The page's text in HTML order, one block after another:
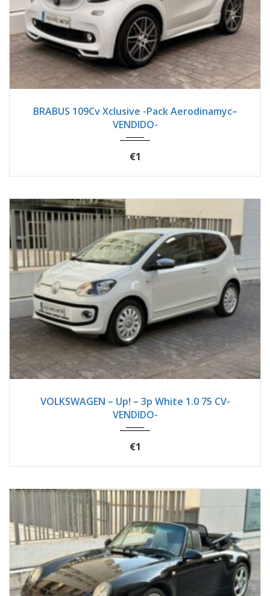
BRABUS 109Cv Xclusive -Pack Aerodinamyc–
VENDIDO-
€1
VOLKSWAGEN – Up! – 3p White 1.0 75 CV-
VENDIDO-
€1